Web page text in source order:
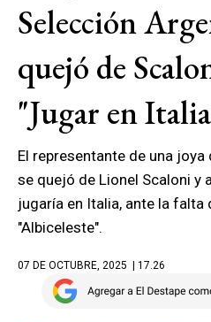
Selección
quejó de
"Jugar en
El representante de una
se quejó de Lionel Scaloni y
jugaría en Italia, ante la
"Albiceleste".
07 DE OCTUBRE, 2025 | 17.26